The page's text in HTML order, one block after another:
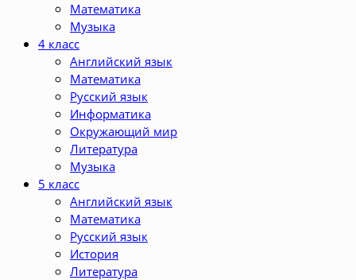
Математика
Музыка
4 класс
Английский язык
Математика
Русский язык
Информатика
Окружающий мир
Литература
Музыка
5 класс
Английский язык
Математика
Русский язык
История
Литература